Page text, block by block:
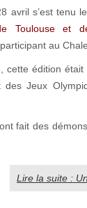
avril s’est tenu
Toulouse et
au
cette édition
des Jeux
fait des
Lire la suite :